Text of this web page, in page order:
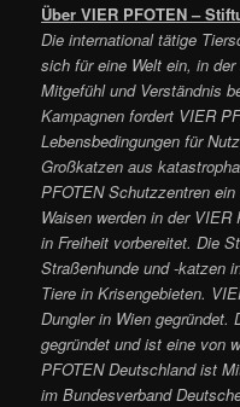
Über VIER PFOTEN –
Die international tätige
sich für eine Welt ein, in
Mitgefühl und Verständnis
Kampagnen fordert VIER
Lebensbedingungen für
Großkatzen aus
PFOTEN Schutzzentren
Waisen werden in der
in Freiheit vorbereitet. Die
Straßenhunde und -katzen
Tiere in Krisengebieten.
Dungler in Wien gegründet.
gegründet und ist eine von
PFOTEN Deutschland ist
im Bundesverband